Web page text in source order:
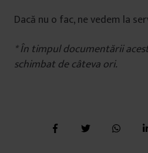
Dacă nu o fac, ne vedem la
* În timpul documentării
schimbat de câteva ori.